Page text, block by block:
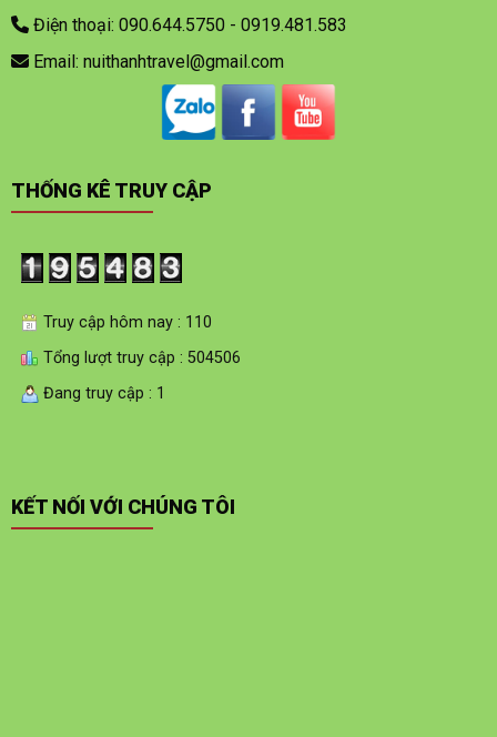
Điện thoại: 090.644.5750 - 0919.481.583
Email: nuithanhtravel@gmail.com
THỐNG KÊ TRUY CẬP
Truy cập hôm nay : 110
Tổng lượt truy cập : 504506
Đang truy cập : 1
KẾT NỐI VỚI CHÚNG TÔI